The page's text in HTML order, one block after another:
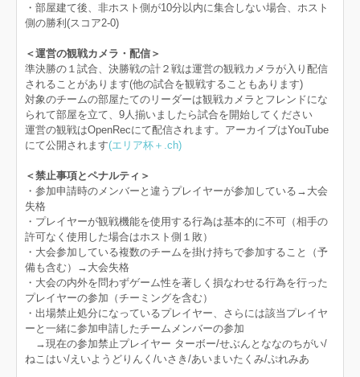
・部屋建て後、非ホスト側が10分以内に集合しない場合、ホスト
側の勝利(スコア2-0)
＜運営の観戦カメラ・配信＞
準決勝の１試合、決勝戦の計２戦は運営の観戦カメラが入り配信
されることがあります(他の試合を観戦することもあります)
対象のチームの部屋たてのリーダーは観戦カメラとフレンドにな
られて部屋を立て、9人揃いましたら試合を開始してください
運営の観戦はOpenRecにて配信されます。アーカイブはYouTube
にて公開されます(エリア杯＋.ch)
＜禁止事項とペナルティ＞
・参加申請時のメンバーと違うプレイヤーが参加している→大会
失格
・プレイヤーが観戦機能を使用する行為は基本的に不可（相手の
許可なく使用した場合はホスト側１敗）
・大会参加している複数のチームを掛け持ちで参加すること（予
備も含む）→大会失格
・大会の内外を問わずゲーム性を著しく損なわせる行為を行った
プレイヤーの参加（チーミングを含む）
・出場禁止処分になっているプレイヤー、さらには該当プレイヤ
ーと一緒に参加申請したチームメンバーの参加
→現在の参加禁止プレイヤー ターボー/せぶんとななのちがい/
ねこはい/えいようどりんく/いさき/あいまいたくみ/ぷれみあ